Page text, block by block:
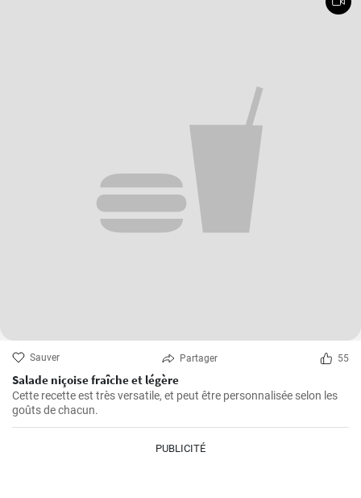
Sauver Partager 55
Salade niçoise fraîche et légère
Cette recette est très versatile, et peut être personnalisée selon les
goûts de chacun.
PUBLICITÉ